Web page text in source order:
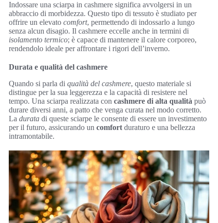
Indossare una sciarpa in cashmere significa avvolgersi in un
abbraccio di morbidezza. Questo tipo di tessuto è studiato per
offrire un elevato comfort, permettendo di indossarlo a lungo
senza alcun disagio. Il cashmere eccelle anche in termini di
isolamento termico; è capace di mantenere il calore corporeo,
rendendolo ideale per affrontare i rigori dell’inverno.
Durata e qualità del cashmere
Quando si parla di qualità del cashmere, questo materiale si
distingue per la sua leggerezza e la capacità di resistere nel
tempo. Una sciarpa realizzata con cashmere di alta qualità può
durare diversi anni, a patto che venga curata nel modo corretto.
La durata di queste sciarpe le consente di essere un investimento
per il futuro, assicurando un comfort duraturo e una bellezza
intramontabile.